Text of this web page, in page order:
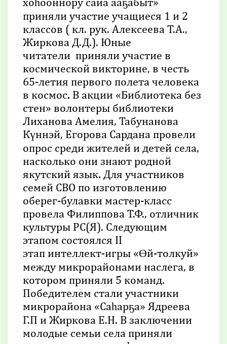
приняли участие учащиеся 1 и 2
классов ( кл. рук. Алексеева Т.А.,
Жиркова Д.Д.). Юные
читатели приняли участие в
космической викторине, в честь
65-летия первого полета человека
в космос. В акции «Библиотека без
стен» волонтеры библиотеки
Лиханова Амелия, Табунанова
Күннэй, Егорова Сардана провели
опрос среди жителей и детей села,
насколько они знают родной
якутский язык. Для участников
семей СВО по изготовлению
оберег-булавки мастер-класс
провела Филиппова Т.Ф., отличник
культуры РС(Я). Следующим
этапом состоялся II
этап интеллект-игры «Өй-толкуй»
между микрорайонами наслега, в
котором приняли 5 команд.
Победителем стали участники
микрорайона «Саһарҕа» Ядреева
Г.П и Жиркова Е.Н. В заключении
молодые семьи села приняли